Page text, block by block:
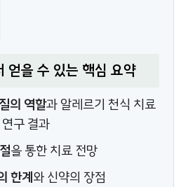
얻을 수 있는 핵심 요약
의 역할과 알레르기 천식 치료
구 결과
을 통한 치료 전망
한계와 신약의 장점